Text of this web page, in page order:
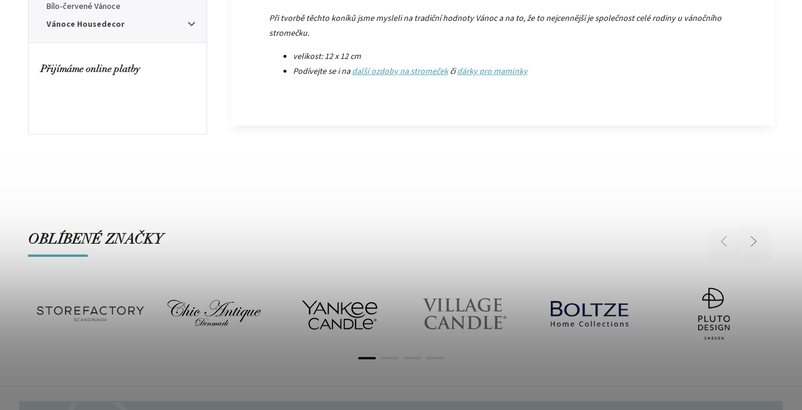
Bílo-červené Vánoce
Vánoce Housedecor
Přijímáme online platby
Při tvorbě těchto koníků jsme mysleli na tradiční hodnoty Vánoc a na to, že to nejcennější je společnost celé rodiny u vánočního
stromečku.
velikost: 12 x 12 cm
Podívejte se i nadalší ozdoby na stromečekčidárky pro maminky
OBLÍBENÉ ZNAČKY Previous Next